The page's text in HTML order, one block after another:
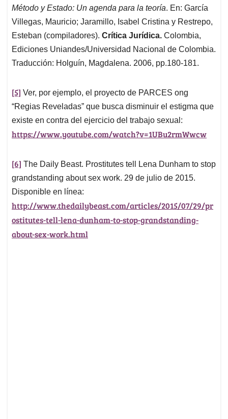
Método y Estado: Un agenda para la teoría. En: García
Villegas, Mauricio; Jaramillo, Isabel Cristina y Restrepo,
Esteban (compiladores). Crítica Jurídica. Colombia,
Ediciones Uniandes/Universidad Nacional de Colombia.
Traducción: Holguín, Magdalena. 2006, pp.180-181.
[5] Ver, por ejemplo, el proyecto de PARCES ong
“Regias Reveladas” que busca disminuir el estigma que
existe en contra del ejercicio del trabajo sexual:
https://www.youtube.com/watch?v=1UBu2rmWwcw
[6] The Daily Beast. Prostitutes tell Lena Dunham to stop
grandstanding about sex work. 29 de julio de 2015.
Disponible en línea:
http://www.thedailybeast.com/articles/2015/07/29/pr
ostitutes-tell-lena-dunham-to-stop-grandstanding-
about-sex-work.html